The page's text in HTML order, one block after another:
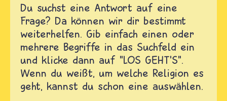
Du suchst eine Antwort auf eine
Frage? Da können wir dir bestimmt
weiterhelfen. Gib einfach einen oder
mehrere Begriffe in das Suchfeld ein
und klicke dann auf "LOS GEHT'S".
Wenn du weißt, um welche Religion es
geht, kannst du schon eine auswählen.